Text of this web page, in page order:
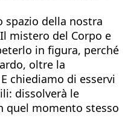
spazio della nostra
mistero del Corpo e
in figura, perché
oltre la
chiediamo di esservi
dissolverà le
quel momento stesso